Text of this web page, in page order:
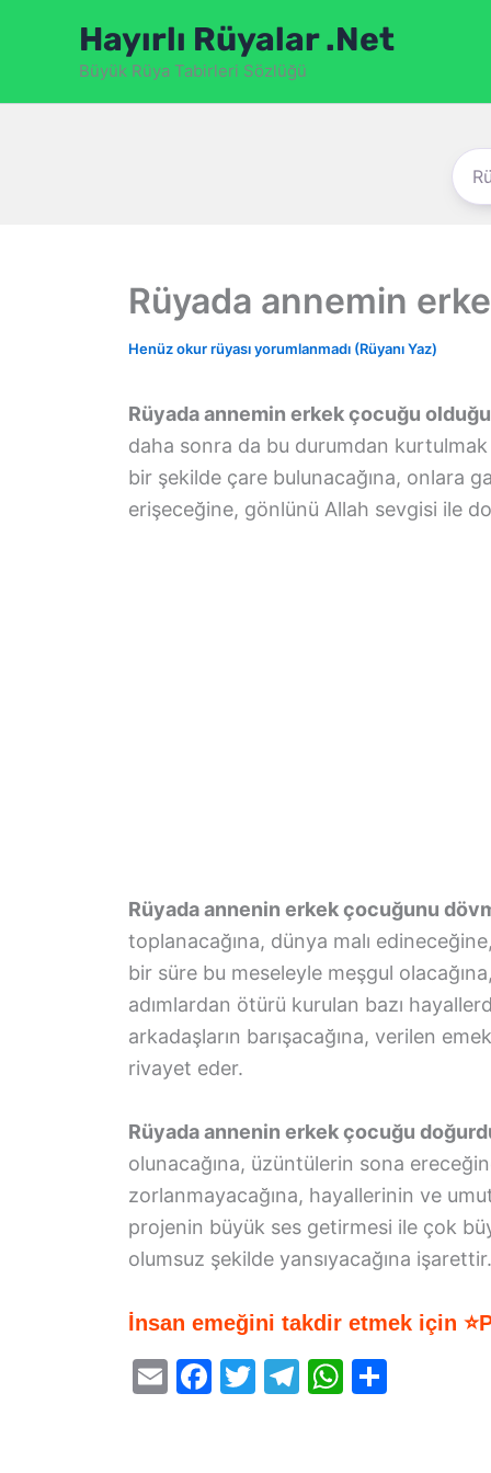
Hayırlı Rüyalar .Net
Büyük Rüya Tabirleri Sözlüğü
Rüyada annemin
Henüz okur rüyası yorumlanmadı (Rüyanı Yaz)
Rüyada annemin erkek çocuğu
daha sonra da bu durumdan
bir şekilde çare bulunacağına, onlara
erişeceğine, gönlünü Allah sevgisi ile
Rüyada annenin erkek çocuğunu
toplanacağına, dünya malı
bir süre bu meseleyle meşgul
adımlardan ötürü kurulan bazı
arkadaşların barışacağına, verilen
rivayet eder.
Rüyada annenin erkek çocuğu
olunacağına, üzüntülerin sona
zorlanmayacağına, hayallerinin ve
projenin büyük ses getirmesi ile çok
olumsuz şekilde yansıyacağına işarettir.
İnsan emeğini takdir etmek için
E
F
T
T
W